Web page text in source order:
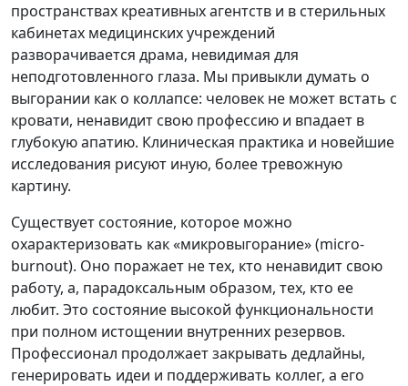
пространствах креативных агентств и в стерильных
кабинетах медицинских учреждений
разворачивается драма, невидимая для
неподготовленного глаза. Мы привыкли думать о
выгорании как о коллапсе: человек не может встать с
кровати, ненавидит свою профессию и впадает в
глубокую апатию. Клиническая практика и новейшие
исследования рисуют иную, более тревожную
картину.
Существует состояние, которое можно
охарактеризовать как «микровыгорание» (micro-
burnout). Оно поражает не тех, кто ненавидит свою
работу, а, парадоксальным образом, тех, кто ее
любит. Это состояние высокой функциональности
при полном истощении внутренних резервов.
Профессионал продолжает закрывать дедлайны,
генерировать идеи и поддерживать коллег, а его